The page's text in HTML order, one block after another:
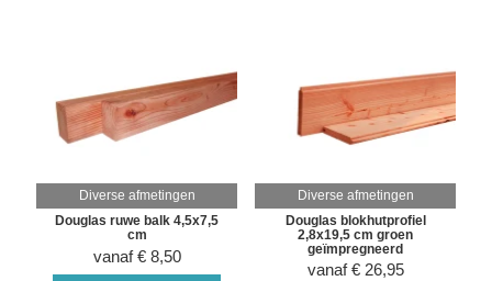
Diverse afmetingen
Douglas ruwe balk 4,5x7,5
cm
vanaf € 8,50
Diverse afmetingen
Douglas blokhutprofiel
2,8x19,5 cm groen
geïmpregneerd
vanaf € 26,95